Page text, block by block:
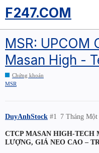
F247.COM
MSR: UPCOM
Masan High -
Chứng khoán
MSR
DuyAnhStock 7 Tháng
#1
CTCP MASAN HIGH-TECH
LƯỢNG, GIÁ NEO CAO –